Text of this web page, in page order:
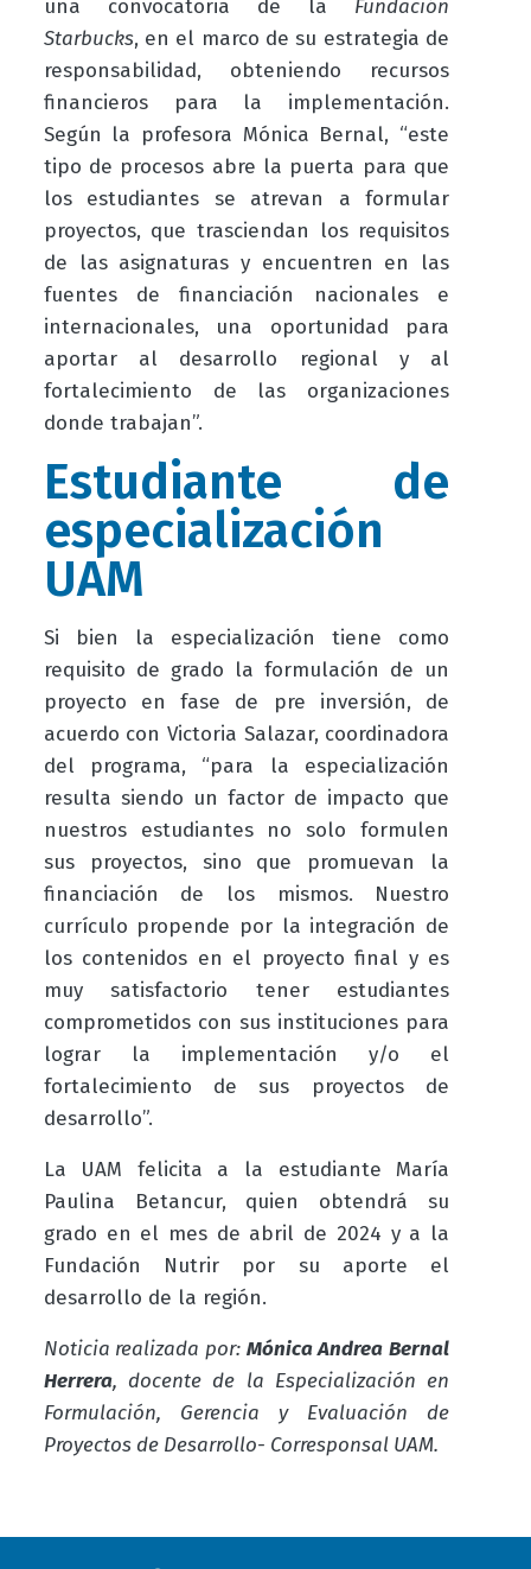
una convocatoria de la Fundación
Starbucks, en el marco de su estrategia de
responsabilidad, obteniendo recursos
financieros para la implementación.
Según la profesora Mónica Bernal, “este
tipo de procesos abre la puerta para que
los estudiantes se atrevan a formular
proyectos, que trasciendan los requisitos
de las asignaturas y encuentren en las
fuentes de financiación nacionales e
internacionales, una oportunidad para
aportar al desarrollo regional y al
fortalecimiento de las organizaciones
donde trabajan”.
Estudiante de
especialización
UAM
Si bien la especialización tiene como
requisito de grado la formulación de un
proyecto en fase de pre inversión, de
acuerdo con Victoria Salazar, coordinadora
del programa, “para la especialización
resulta siendo un factor de impacto que
nuestros estudiantes no solo formulen
sus proyectos, sino que promuevan la
financiación de los mismos. Nuestro
currículo propende por la integración de
los contenidos en el proyecto final y es
muy satisfactorio tener estudiantes
comprometidos con sus instituciones para
lograr la implementación y/o el
fortalecimiento de sus proyectos de
desarrollo”.
La UAM felicita a la estudiante María
Paulina Betancur, quien obtendrá su
grado en el mes de abril de 2024 y a la
Fundación Nutrir por su aporte el
desarrollo de la región.
Noticia realizada por: Mónica Andrea Bernal
Herrera, docente de la Especialización en
Formulación, Gerencia y Evaluación de
Proyectos de Desarrollo- Corresponsal UAM.